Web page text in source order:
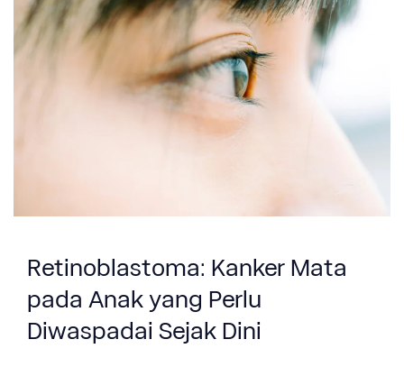
Retinoblastoma: Kanker Mata
pada Anak yang Perlu
Diwaspadai Sejak Dini